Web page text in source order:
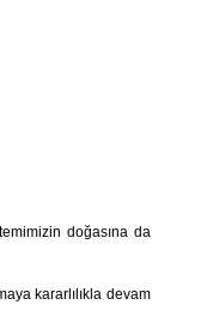
doğasına da
kararlılıkla devam